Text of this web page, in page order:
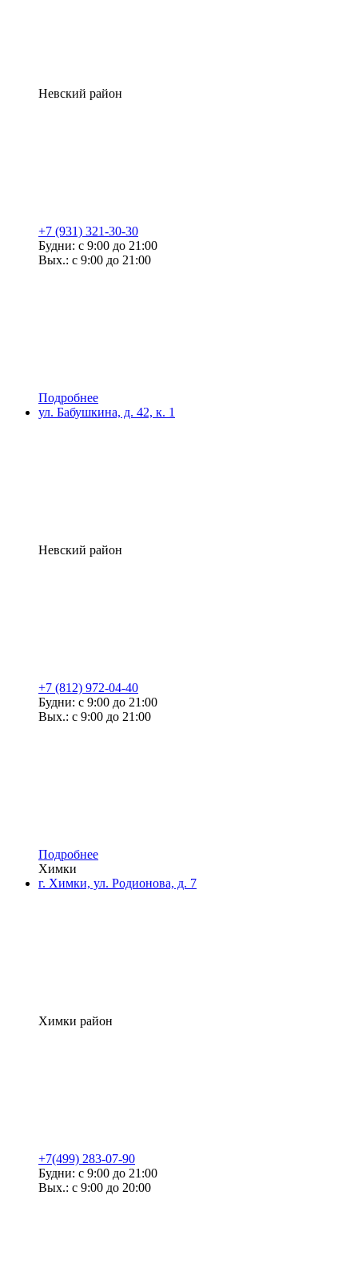
Невский район
+7 (931) 321-30-30
Будни: с 9:00 до 21:00
Вых.: с 9:00 до 21:00
Подробнее
ул. Бабушкина, д. 42, к. 1
Невский район
+7 (812) 972-04-40
Будни: с 9:00 до 21:00
Вых.: с 9:00 до 21:00
Подробнее
Химки
г. Химки, ул. Родионова, д. 7
Химки район
+7(499) 283-07-90
Будни: с 9:00 до 21:00
Вых.: с 9:00 до 20:00